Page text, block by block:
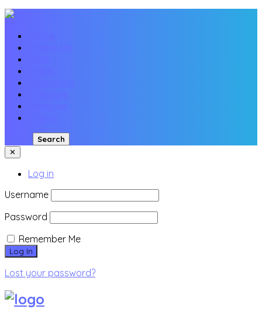
Search
✕
Log in
Username
Password
Remember Me
Lost your password?